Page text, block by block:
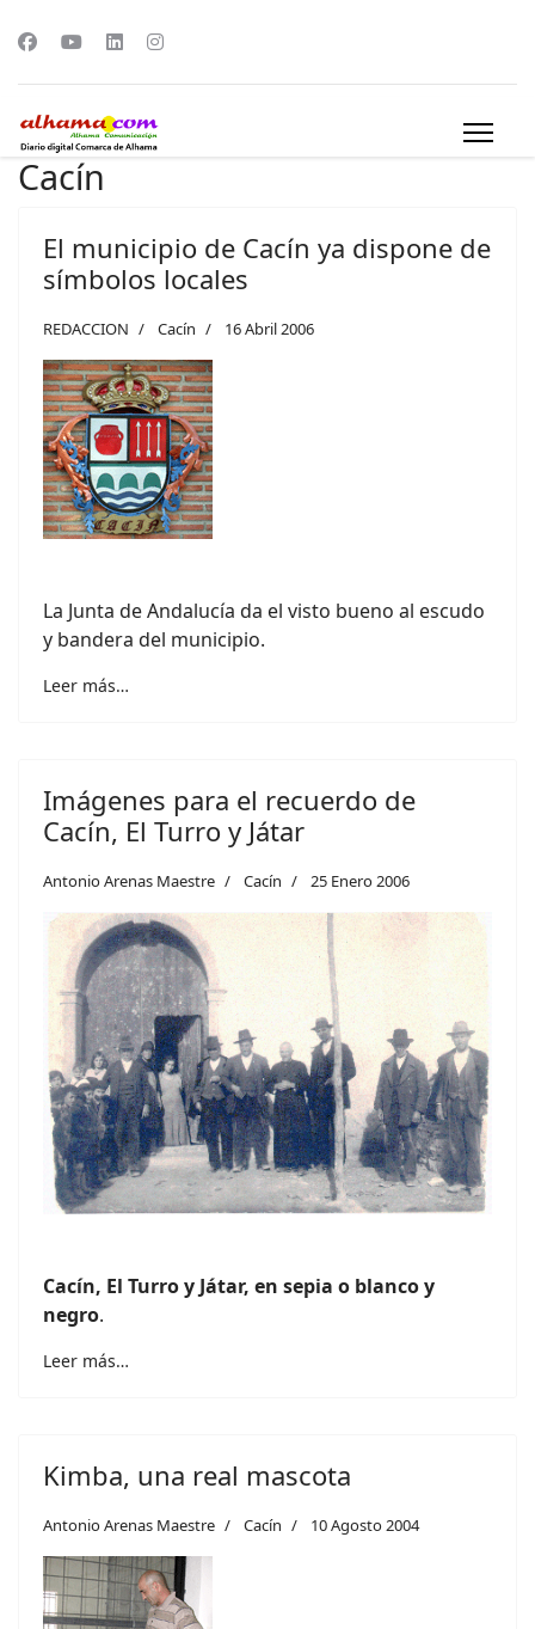
Cacín
El municipio de Cacín ya dispone de
símbolos locales
REDACCION Cacín 16 Abril 2006
La Junta de Andalucía da el visto bueno al escudo
y bandera del municipio.
Leer más…
Imágenes para el recuerdo de
Cacín, El Turro y Játar
Antonio Arenas Maestre Cacín 25 Enero 2006
Cacín, El Turro y Játar, en sepia o blanco y
negro.
Leer más…
Kimba, una real mascota
Antonio Arenas Maestre Cacín 10 Agosto 2004